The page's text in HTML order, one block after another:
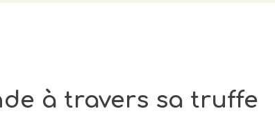
à travers sa truffe